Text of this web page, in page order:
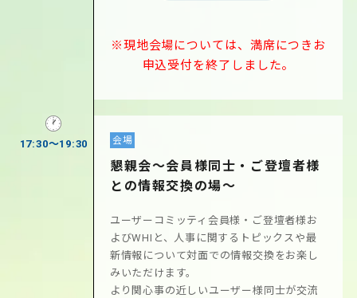
※現地会場については、満席につきお
申込受付を終了しました。
17:30～19:30 会場
懇親会～会員様同士・ご登壇者様
との情報交換の場～
ユーザーコミッティ会員様・ご登壇者様お
よびWHIと、人事に関するトピックスや最
新情報について対面での情報交換をお楽し
みいただけます。
より関心事の近しいユーザー様同士が交流